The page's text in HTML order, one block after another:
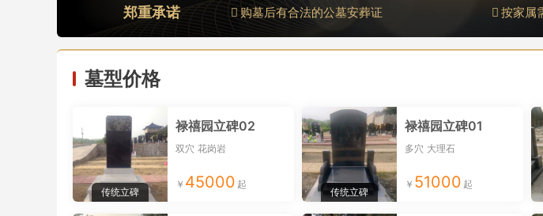
郑重承诺
购墓后有合法的公墓安葬证
按家属
墓型价格
传统立碑
禄禧园立碑02
双穴 花岗岩
45000
传统立碑
禄禧园立碑01
多穴 大理石
51000